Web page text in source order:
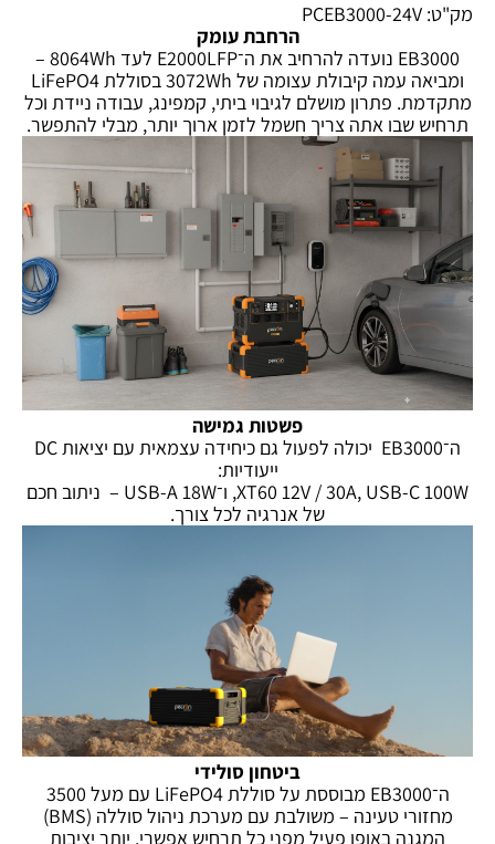
מק"ט: PCEB3000-24V
הרחבת עומק
EB3000 נועדה להרחיב את ה־E2000LFP לעד 8064Wh –
ומביאה עמה קיבולת עצומה של 3072Wh בסוללת LiFePO4
מתקדמת. פתרון מושלם לגיבוי ביתי, קמפינג, עבודה ניידת וכל
תרחיש שבו אתה צריך חשמל לזמן ארוך יותר, מבלי להתפשר.
פשטות גמישה
ה־EB3000 יכולה לפעול גם כיחידה עצמאית עם יציאות DC
ייעודיות:
XT60 12V / 30A, USB-C 100W, ו־USB-A 18W – ניתוב חכם
של אנרגיה לכל צורך.
ביטחון סולידי
ה־EB3000 מבוססת על סוללת LiFePO4 עם מעל 3500
מחזורי טעינה – משולבת עם מערכת ניהול סוללה (BMS)
המגנה באופן פעיל מפני כל תרחיש אפשרי. יותר יציבות